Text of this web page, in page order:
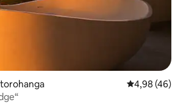
Vidutinis
4,98 (46)